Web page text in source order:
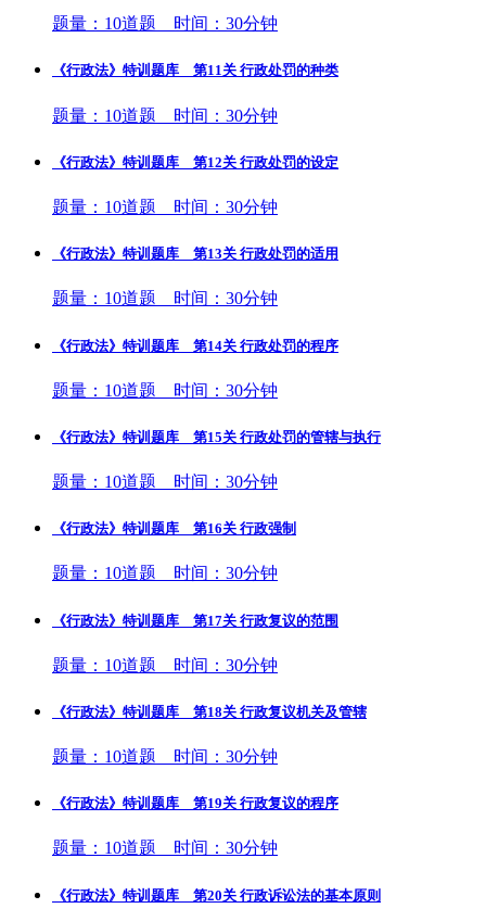
题量：10道题 时间：30分钟
《行政法》特训题库 第11关 行政处罚的种类
题量：10道题 时间：30分钟
《行政法》特训题库 第12关 行政处罚的设定
题量：10道题 时间：30分钟
《行政法》特训题库 第13关 行政处罚的适用
题量：10道题 时间：30分钟
《行政法》特训题库 第14关 行政处罚的程序
题量：10道题 时间：30分钟
《行政法》特训题库 第15关 行政处罚的管辖与执行
题量：10道题 时间：30分钟
《行政法》特训题库 第16关 行政强制
题量：10道题 时间：30分钟
《行政法》特训题库 第17关 行政复议的范围
题量：10道题 时间：30分钟
《行政法》特训题库 第18关 行政复议机关及管辖
题量：10道题 时间：30分钟
《行政法》特训题库 第19关 行政复议的程序
题量：10道题 时间：30分钟
《行政法》特训题库 第20关 行政诉讼法的基本原则